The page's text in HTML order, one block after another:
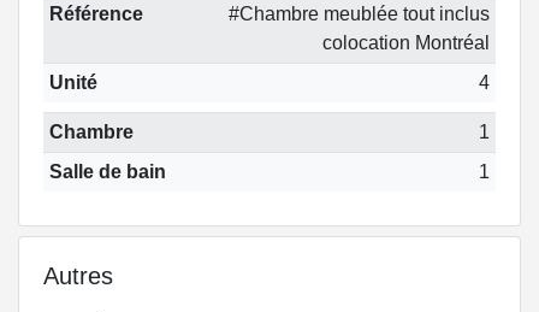
Référence
#Chambre meublée tout inclus
colocation Montréal
Unité
4
Chambre
1
Salle de bain
1
Autres